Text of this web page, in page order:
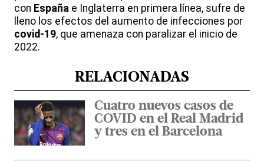
con España e Inglaterra en primera línea, sufre de
lleno los efectos del aumento de infecciones por
covid-19, que amenaza con paralizar el inicio de
2022.
RELACIONADAS
Cuatro nuevos casos de
COVID en el Real Madrid
y tres en el Barcelona